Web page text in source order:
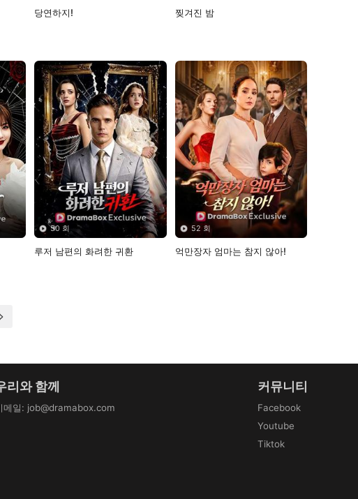
찢겨진 밤
50 회
루저 남편의 화려한 귀환
52 회
억만장자 엄마는 참지 않아!
리와 함께
메일: job@dramabox.com
커뮤니티
Facebook
Youtube
Tiktok